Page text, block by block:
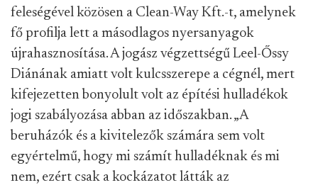
feleségével közösen a Clean-Way Kft.-t, amelynek
fő profilja lett a másodlagos nyersanyagok
újrahasznosítása. A jogász végzettségű Leel-Őssy
Diánának amiatt volt kulcsszerepe a cégnél, mert
kifejezetten bonyolult volt az építési hulladékok
jogi szabályozása abban az időszakban. „A
beruházók és a kivitelezők számára sem volt
egyértelmű, hogy mi számít hulladéknak és mi
nem, ezért csak a kockázatot látták az